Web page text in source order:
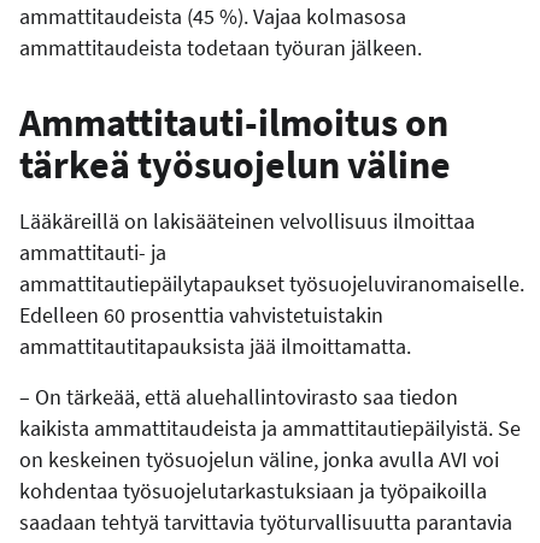
ammattitaudeista (45 %). Vajaa kolmasosa
ammattitaudeista todetaan työuran jälkeen.
Ammattitauti-ilmoitus on
tärkeä työsuojelun väline
Lääkäreillä on lakisääteinen velvollisuus ilmoittaa
ammattitauti- ja
ammattitautiepäilytapaukset työsuojeluviranomaiselle.
Edelleen 60 prosenttia vahvistetuistakin
ammattitautitapauksista jää ilmoittamatta.
– On tärkeää, että aluehallintovirasto saa tiedon
kaikista ammattitaudeista ja ammattitautiepäilyistä. Se
on keskeinen työsuojelun väline, jonka avulla AVI voi
kohdentaa työsuojelutarkastuksiaan ja työpaikoilla
saadaan tehtyä tarvittavia työturvallisuutta parantavia